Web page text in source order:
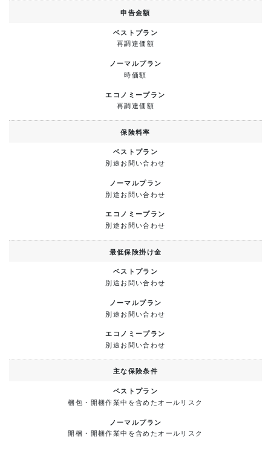
申告金額
再調達価額
時価額
再調達価額
保険料率
別途お問い合わせ
別途お問い合わせ
別途お問い合わせ
最低保険掛け金
別途お問い合わせ
別途お問い合わせ
別途お問い合わせ
主な保険条件
梱包・開梱作業中を含めたオールリスク
開梱・開梱作業中を含めたオールリスク